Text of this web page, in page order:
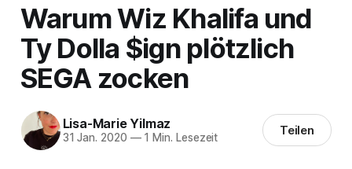
Warum Wiz Khalifa und
Ty Dolla $ign plötzlich
SEGA zocken
Lisa-Marie Yilmaz
31 Jan. 2020 —1 Min. Lesezeit Teilen